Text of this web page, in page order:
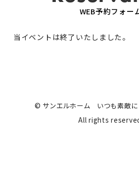
WEB予約フォー
当イベントは終了いたしました。
© サンエルホーム いつも素敵
All rights